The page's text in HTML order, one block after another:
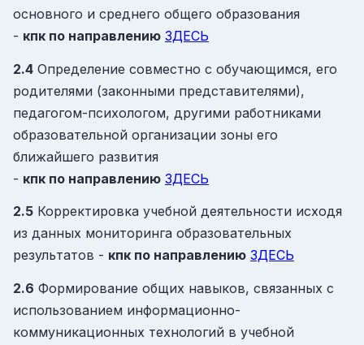
основного и среднего общего образования
- кпк по направлению ЗДЕСЬ
2.4 Определение совместно с обучающимся, его
родителями (законными представителями),
педагогом-психологом, другими работниками
образовательной организации зоны его
ближайшего развития
- кпк по направлению ЗДЕСЬ
2.5 Корректировка учебной деятельности исходя
из данных мониторинга образовательных
результатов - кпк по направлению ЗДЕСЬ
2.6 Формирование общих навыков, связанных с
использованием информационно-
коммуникационных технологий в учебной